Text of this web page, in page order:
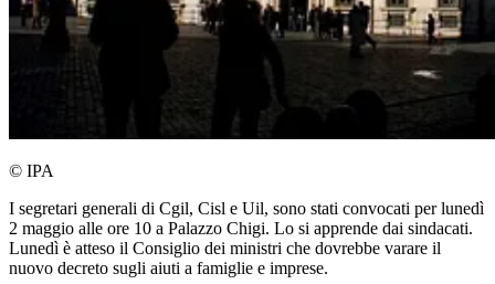
© IPA
I segretari generali di Cgil, Cisl e Uil, sono stati convocati per lunedì
2 maggio alle ore 10 a Palazzo Chigi. Lo si apprende dai sindacati.
Lunedì è atteso il Consiglio dei ministri che dovrebbe varare il
nuovo decreto sugli aiuti a famiglie e imprese.